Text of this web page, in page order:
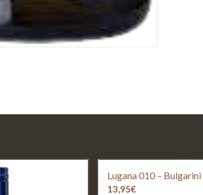
Lugana 010 – Bulgarini
13,95€